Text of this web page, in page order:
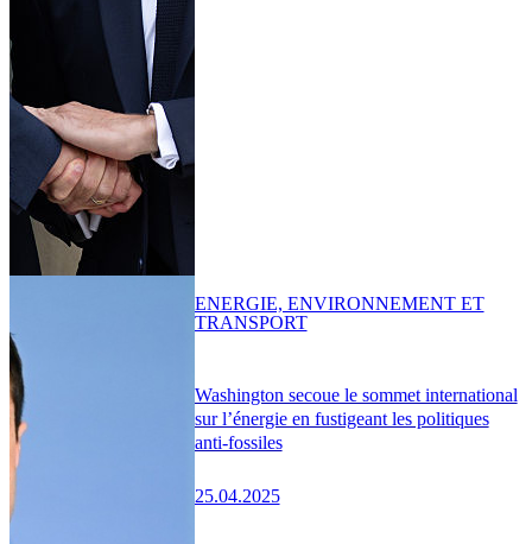
Washington secoue le sommet international
sur l’énergie en fustigeant les politiques
anti-fossiles
25.04.2025
ENERGIE, ENVIRONNEMENT ET
TRANSPORT